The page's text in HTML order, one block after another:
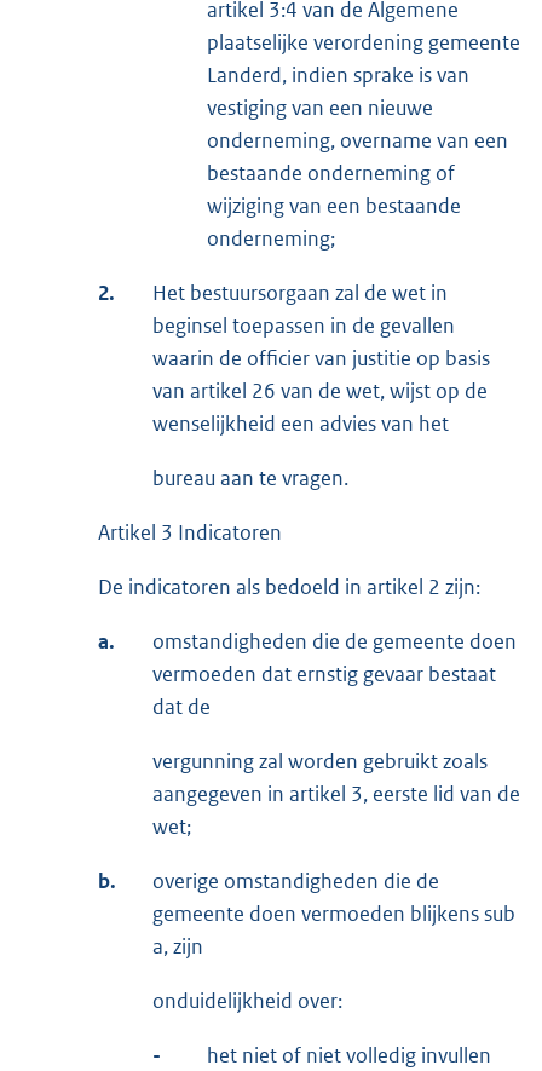
artikel 3:4 van de Algemene
plaatselijke verordening gemeente
Landerd, indien sprake is van
vestiging van een nieuwe
onderneming, overname van een
bestaande onderneming of
wijziging van een bestaande
onderneming;
2.
Het bestuursorgaan zal de wet in
beginsel toepassen in de gevallen
waarin de officier van justitie op basis
van artikel 26 van de wet, wijst op de
wenselijkheid een advies van het
bureau aan te vragen.
Artikel 3 Indicatoren
De indicatoren als bedoeld in artikel 2 zijn:
a.
omstandigheden die de gemeente doen
vermoeden dat ernstig gevaar bestaat
dat de
vergunning zal worden gebruikt zoals
aangegeven in artikel 3, eerste lid van de
wet;
b.
overige omstandigheden die de
gemeente doen vermoeden blijkens sub
a, zijn
onduidelijkheid over:
-
het niet of niet volledig invullen